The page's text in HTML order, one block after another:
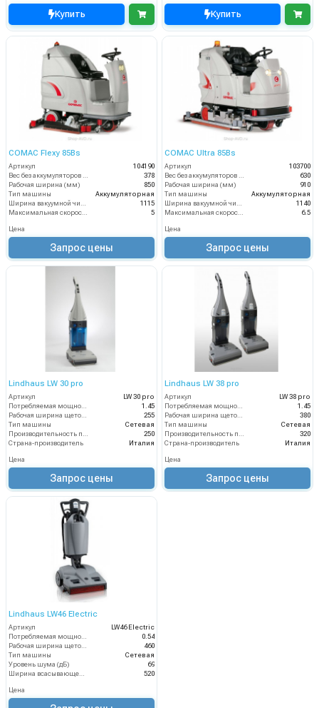
Купить Купить
COMAC Flexy 85Bs
Артикул
104190
Вес без аккумуляторов (кг)
378
Рабочая ширина (мм)
850
Тип машины
Аккумуляторная
Ширина вакуумной чистки (мм)
1115
Максимальная скорость движения (км/ч)
5
Цена
Запрос цены
COMAC Ultra 85Bs
Артикул
103700
Вес без аккумуляторов (кг)
630
Рабочая ширина (мм)
910
Тип машины
Аккумуляторная
Ширина вакуумной чистки (мм)
1140
Максимальная скорость движения (км/ч)
6.5
Цена
Запрос цены
Lindhaus LW 30 pro
Артикул
LW 30 pro
Потребляемая мощность (кВт)
1.45
Рабочая ширина щеток (мм)
255
Тип машины
Сетевая
Производительность по площади (м2/ч)
250
Страна-производитель
Италия
Цена
Запрос цены
Lindhaus LW 38 pro
Артикул
LW 38 pro
Потребляемая мощность (кВт)
1.45
Рабочая ширина щеток (мм)
380
Тип машины
Сетевая
Производительность по площади (м2/ч)
320
Страна-производитель
Италия
Цена
Запрос цены
Lindhaus LW46 Electric
Артикул
LW46 Electric
0.54
460
Тип машины
Сетевая
Уровень шума (дБ)
69
520
Цена